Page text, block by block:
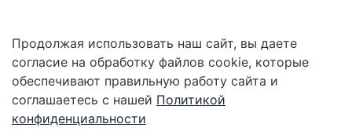
Магазин мир ракушек
Продолжая использовать наш сайт, вы даете
согласие на обработку файлов cookie, которые
обеспечивают правильную работу сайта и
соглашаетесь с нашей Политикой
конфиденциальности